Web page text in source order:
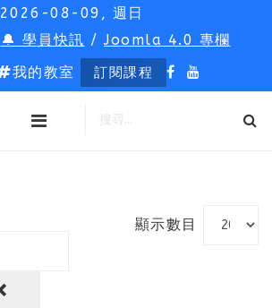
2026-08-09, 週日
🔔 學員快訊 /Joomla 4.0 專欄
我的教室 訂閱課程
顯示數目